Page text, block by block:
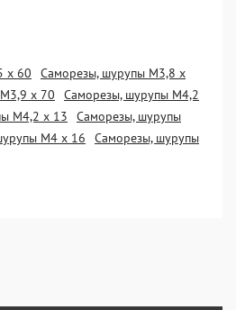
х 60
Саморезы, шурупы М3,8 х
х 70
Саморезы, шурупы М4,2
М4,2 х 13
Саморезы, шурупы
М4 х 16
Саморезы, шурупы